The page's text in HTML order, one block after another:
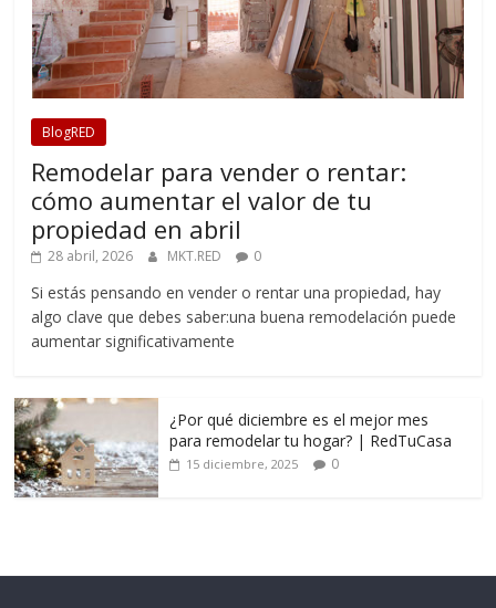
BlogRED
Remodelar para vender o rentar:
cómo aumentar el valor de tu
propiedad en abril
28 abril, 2026 MKT.RED 0
Si estás pensando en vender o rentar una propiedad, hay
algo clave que debes saber:una buena remodelación puede
aumentar significativamente
¿Por qué diciembre es el mejor mes
para remodelar tu hogar? | RedTuCasa
15 diciembre, 2025 0